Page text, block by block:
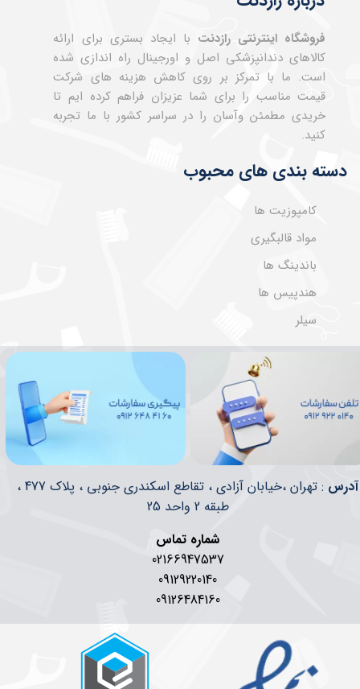
فروشگاه اینترنتی رازدنت با ایجاد بستری برای ارائه
کالاهای دندانپزشکی اصل و اورجینال راه اندازی شده
است. ما با تمرکز بر روی کاهش هزینه های شرکت
قیمت مناسب را برای شما عزیزان فراهم کرده ایم تا
خریدی مطمئن وآسان را در سراسر کشور با ما تجربه
کنید.
دسته بندی های محبوب
کامپوزیت ها
مواد قالبگیری
باندینگ ها
هندپیس ها
سیلر
​​آدرس
: تهران ،خیابان آزادی ، تقاطع اسکندری جنوبی ، پلاک 477 ،
طبقه 2 واحد 25
شماره تماس
02166947537
09129220140
09126484160